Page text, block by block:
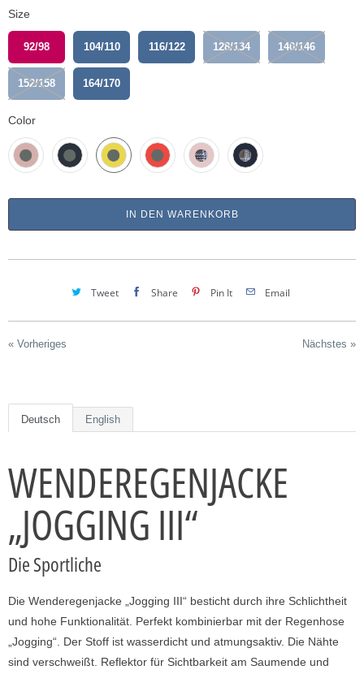
Size
92/98 104/110 116/122 128/134 140/146
152/158 164/170
Color
IN DEN WARENKORB
Tweet Share Pin It Email
Nächstes »
« Vorheriges
Deutsch English
WENDEREGENJACKE
„JOGGING III“
Die Sportliche
Die Wenderegenjacke „Jogging III“ besticht durch ihre Schlichtheit
und hohe Funktionalität. Perfekt kombinierbar mit der Regenhose
„Jogging“. Der Stoff ist wasserdicht und atmungsaktiv. Die Nähte
sind verschweißt. Reflektor für Sichtbarkeit am Saumende und